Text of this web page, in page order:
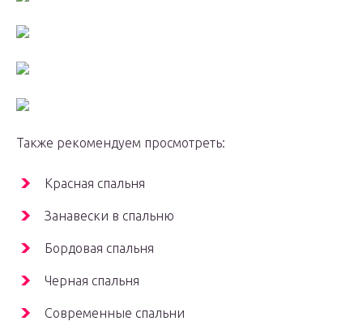
Также рекомендуем просмотреть:
Красная спальня
Занавески в спальню
Бордовая спальня
Черная спальня
Современные спальни